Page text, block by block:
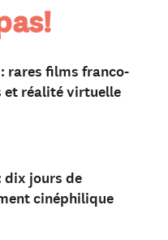
: rares films franco-
et réalité virtuelle
dix jours de
cinéphilique